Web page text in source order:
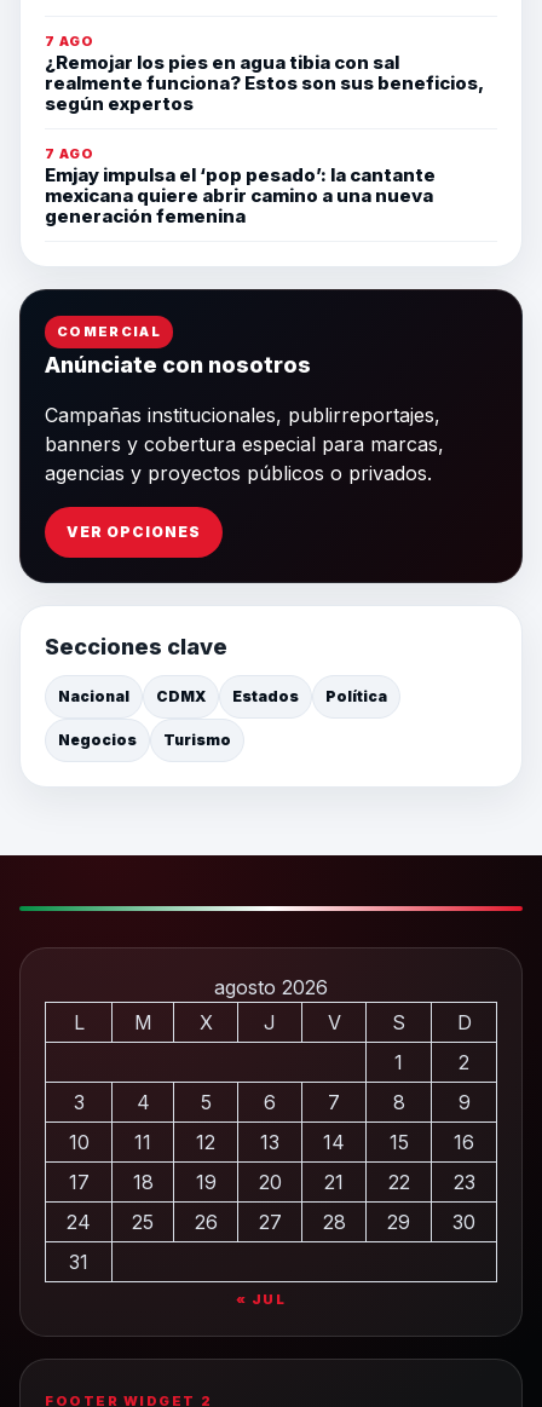
7 AGO
¿Remojar los pies en agua tibia con sal
realmente funciona? Estos son sus beneficios,
según expertos
7 AGO
Emjay impulsa el ‘pop pesado’: la cantante
mexicana quiere abrir camino a una nueva
generación femenina
COMERCIAL
Anúnciate con nosotros
Campañas institucionales, publirreportajes,
banners y cobertura especial para marcas,
agencias y proyectos públicos o privados.
VER OPCIONES
Secciones clave
Nacional CDMX Estados Política
Negocios Turismo
agosto 2026
L
M X J V S
D
1
2
3
4 5 6 7 8
9
10
11 12 13 14 15
16
17
18 19 20 21 22
23
24
25 26 27 28 29
30
31
« JUL
FOOTER WIDGET 2